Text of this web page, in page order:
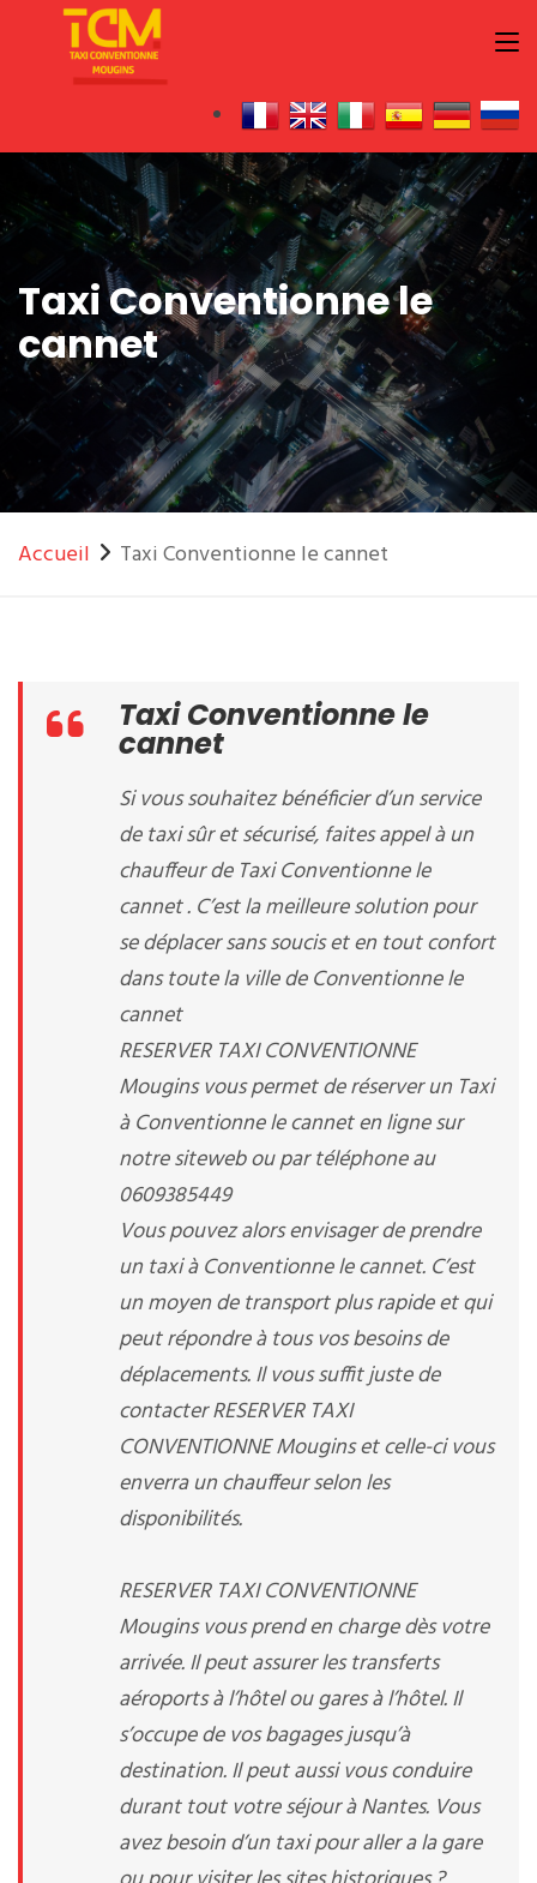
Taxi Conventionne le
cannet
Accueil Taxi Conventionne le cannet
Taxi Conventionne le
cannet
Si vous souhaitez bénéficier d’un service
de taxi sûr et sécurisé, faites appel à un
chauffeur de Taxi Conventionne le
cannet . C’est la meilleure solution pour
se déplacer sans soucis et en tout confort
dans toute la ville de Conventionne le
cannet
RESERVER TAXI CONVENTIONNE
Mougins vous permet de réserver un Taxi
à Conventionne le cannet en ligne sur
notre siteweb ou par téléphone au
0609385449
Vous pouvez alors envisager de prendre
un taxi à Conventionne le cannet. C’est
un moyen de transport plus rapide et qui
peut répondre à tous vos besoins de
déplacements. Il vous suffit juste de
contacter RESERVER TAXI
CONVENTIONNE Mougins et celle-ci vous
enverra un chauffeur selon les
disponibilités.
RESERVER TAXI CONVENTIONNE
Mougins vous prend en charge dès votre
arrivée. Il peut assurer les transferts
aéroports à l’hôtel ou gares à l’hôtel. Il
s’occupe de vos bagages jusqu’à
destination. Il peut aussi vous conduire
durant tout votre séjour à Nantes. Vous
avez besoin d’un taxi pour aller a la gare